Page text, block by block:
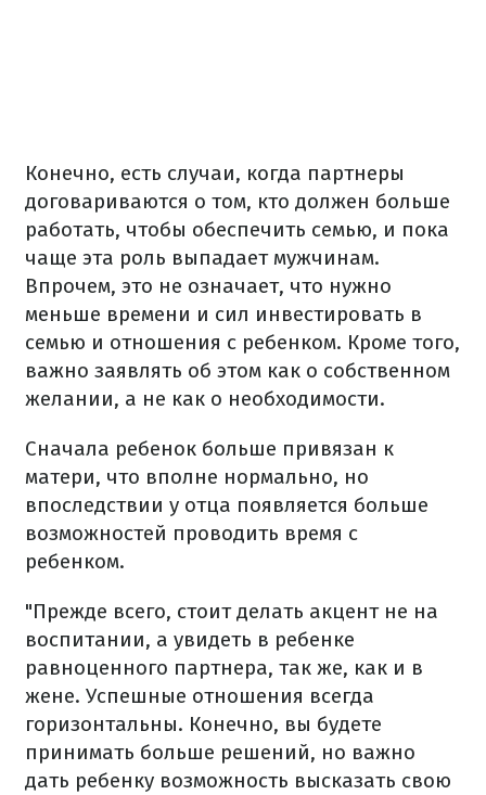
Конечно, есть случаи, когда партнеры
договариваются о том, кто должен больше
работать, чтобы обеспечить семью, и пока
чаще эта роль выпадает мужчинам.
Впрочем, это не означает, что нужно
меньше времени и сил инвестировать в
семью и отношения с ребенком. Кроме того,
важно заявлять об этом как о собственном
желании, а не как о необходимости.
Сначала ребенок больше привязан к
матери, что вполне нормально, но
впоследствии у отца появляется больше
возможностей проводить время с
ребенком.
"Прежде всего, стоит делать акцент не на
воспитании, а увидеть в ребенке
равноценного партнера, так же, как и в
жене. Успешные отношения всегда
горизонтальны. Конечно, вы будете
принимать больше решений, но важно
дать ребенку возможность высказать свою